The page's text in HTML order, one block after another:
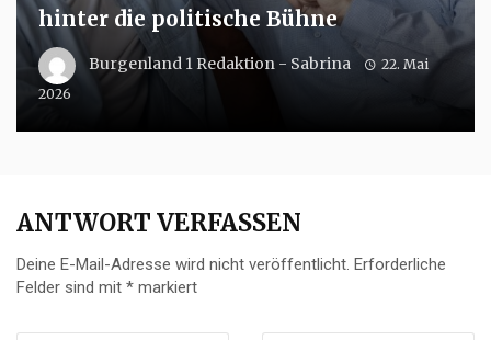
hinter die politische Bühne
Burgenland 1 Redaktion - Sabrina
22. Mai
2026
ANTWORT VERFASSEN
Deine E-Mail-Adresse wird nicht veröffentlicht. Erforderliche
Felder sind mit * markiert